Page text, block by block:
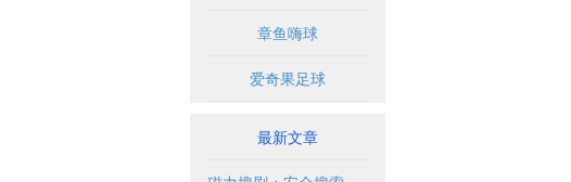
章鱼嗨球
爱奇果足球
最新文章